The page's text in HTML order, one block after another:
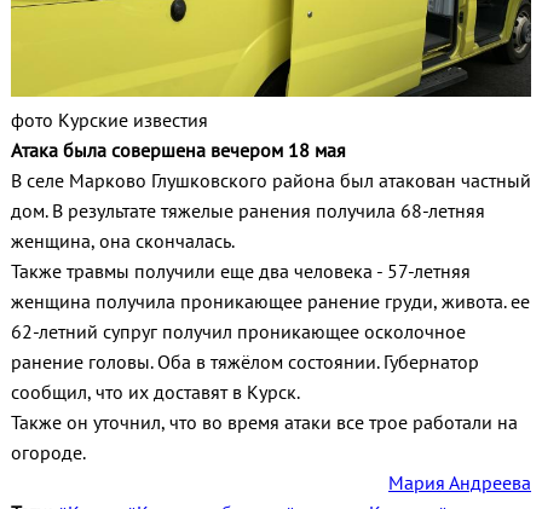
фото Курские известия
Атака была совершена вечером 18 мая
В селе Марково Глушковского района был атакован частный
дом. В результате тяжелые ранения получила 68-летняя
женщина, она скончалась.
Также травмы получили еще два человека - 57-летняя
женщина получила проникающее ранение груди, живота. ее
62-летний супруг получил проникающее осколочное
ранение головы. Оба в тяжёлом состоянии. Губернатор
сообщил, что их доставят в Курск.
Также он уточнил, что во время атаки все трое работали на
огороде.
Мария Андреева